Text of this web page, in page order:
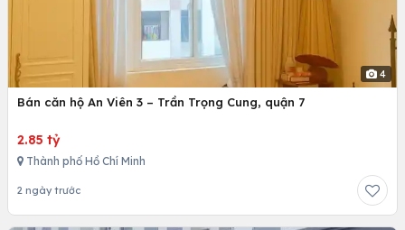
4
Bán căn hộ An Viên 3 – Trần Trọng Cung, quận 7
2.85 tỷ
Thành phố Hồ Chí Minh
2 ngày trước